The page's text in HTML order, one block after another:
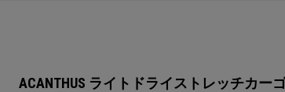
ACANTHUS ライトドライストレッチカー